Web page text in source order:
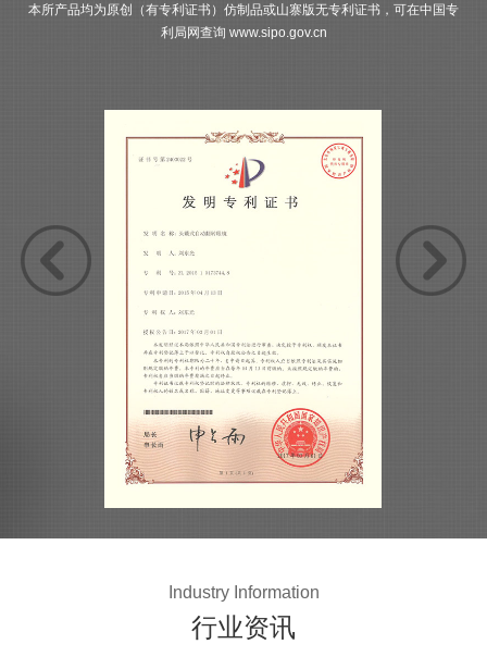
本所产品均为原创（有专利证书）仿制品或山寨版无专利证书，可在中国专
利局网查询 www.sipo.gov.cn
Industry Information
行业资讯